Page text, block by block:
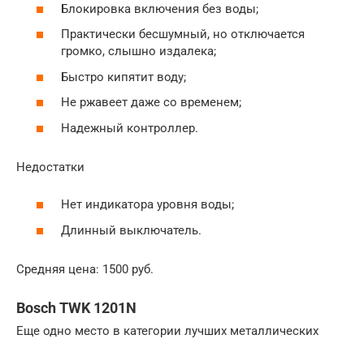
Блокировка включения без воды;
Практически бесшумный, но отключается
громко, слышно издалека;
Быстро кипятит воду;
Не ржавеет даже со временем;
Надежный контроллер.
Недостатки
Нет индикатора уровня воды;
Длинный выключатель.
Средняя цена: 1500 руб.
Bosch TWK 1201N
Еще одно место в категории лучших металлических